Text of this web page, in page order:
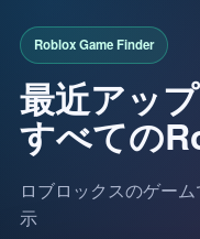
最近アッ
すべての
ロブロックスのゲー
示